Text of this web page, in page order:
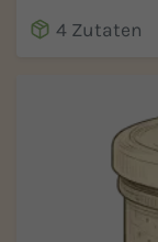
4 Zutaten